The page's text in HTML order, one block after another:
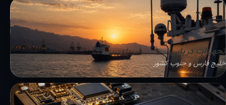
تجهیزات دریایی
خلیج فارس و جنوب کشور